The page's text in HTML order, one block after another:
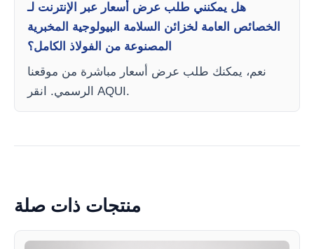
هل يمكنني طلب عرض أسعار عبر الإنترنت لـ
الخصائص العامة لخزائن السلامة البيولوجية المخبرية
المصنوعة من الفولاذ الكامل؟
نعم، يمكنك طلب عرض أسعار مباشرة من موقعنا
الرسمي. انقر AQUI.
منتجات ذات صلة